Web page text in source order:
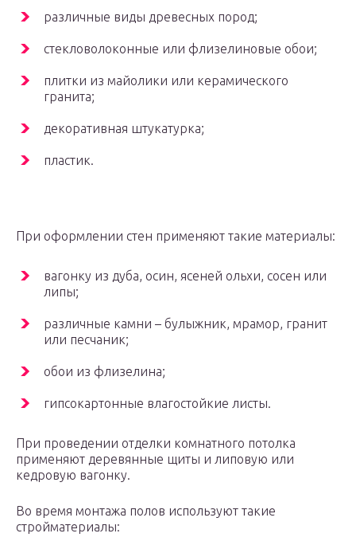
различные виды древесных пород;
стекловолоконные или флизелиновые обои;
плитки из майолики или керамического
гранита;
декоративная штукатурка;
пластик.
При оформлении стен применяют такие материалы:
вагонку из дуба, осин, ясеней ольхи, сосен или
липы;
различные камни – булыжник, мрамор, гранит
или песчаник;
обои из флизелина;
гипсокартонные влагостойкие листы.
При проведении отделки комнатного потолка
применяют деревянные щиты и липовую или
кедровую вагонку.
Во время монтажа полов используют такие
стройматериалы: